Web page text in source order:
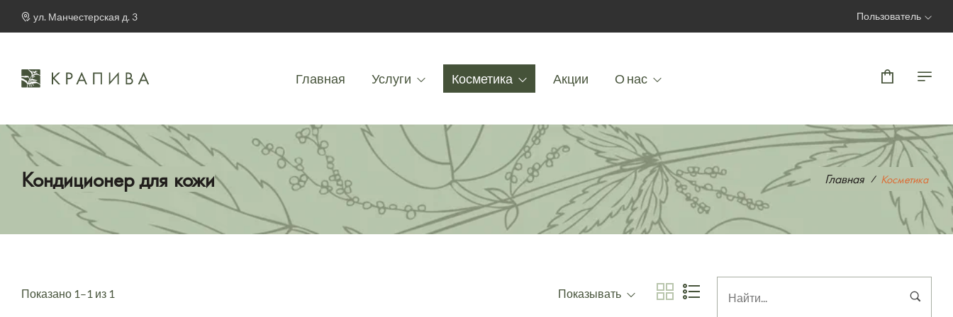
ул. Манчестерская д. 3 Пользователь
Главная Услуги Косметика Акции О нас
Кондиционер для кожи Главная Косметика
Показано 1–1 из 1 Показывать